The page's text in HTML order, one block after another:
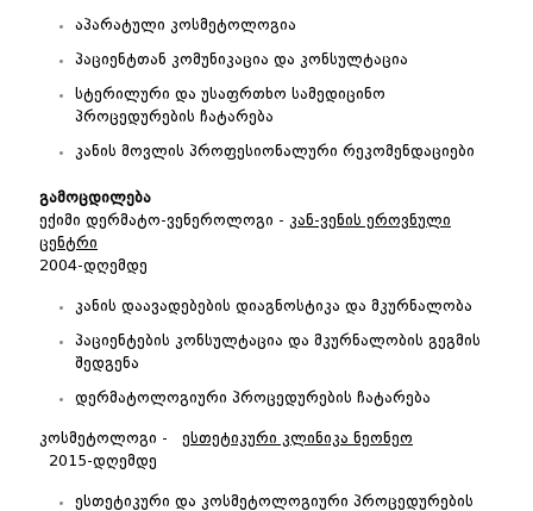
აპარატული კოსმეტოლოგია
პაციენტთან კომუნიკაცია და კონსულტაცია
სტერილური და უსაფრთხო სამედიცინო
პროცედურების ჩატარება
კანის მოვლის პროფესიონალური რეკომენდაციები
გამოცდილება
ექიმი დერმატო-ვენეროლოგი - კან-ვენის ეროვნული
ცენტრი
2004-დღემდე
კანის დაავადებების დიაგნოსტიკა და მკურნალობა
პაციენტების კონსულტაცია და მკურნალობის გეგმის
შედგენა
დერმატოლოგიური პროცედურების ჩატარება
კოსმეტოლოგი - ესთეტიკური კლინიკა ნეონეო
2015-დღემდე
ესთეტიკური და კოსმეტოლოგიური პროცედურების